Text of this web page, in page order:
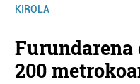
KIROLA
Furundarena
200